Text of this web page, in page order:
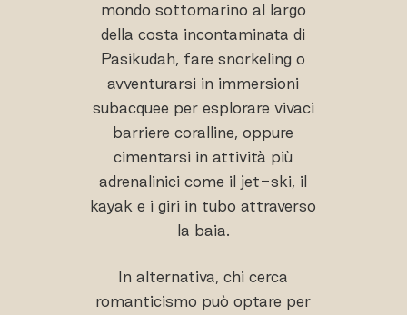
mondo sottomarino al largo
della costa incontaminata di
Pasikudah, fare snorkeling o
avventurarsi in immersioni
subacquee per esplorare vivaci
barriere coralline, oppure
cimentarsi in attività più
adrenalinici come il jet-ski, il
kayak e i giri in tubo attraverso
la baia.
In alternativa, chi cerca
romanticismo può optare per